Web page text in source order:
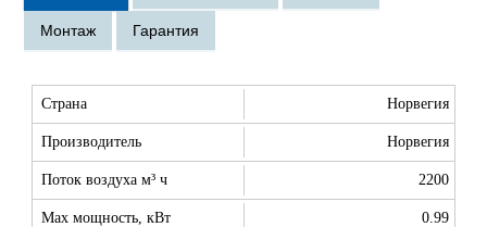
Страна Норвегия
Производитель Норвегия
Поток воздуха м³ ч 2200
Max мощность, кВт 0.99